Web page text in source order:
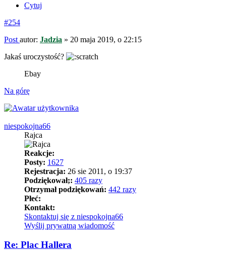
Cytuj
#254
Post autor: Jadzia » 20 maja 2019, o 22:15
Jakaś uroczystość?
Ebay
Na górę
niespokojna66
Rajca
Reakcje:
Posty: 1627
Rejestracja: 26 sie 2011, o 19:37
Podziękował;: 405 razy
Otrzymał podziękowań: 442 razy
Płeć:
Kontakt:
Skontaktuj się z niespokojna66
Wyślij prywatną wiadomość
Re: Plac Hallera